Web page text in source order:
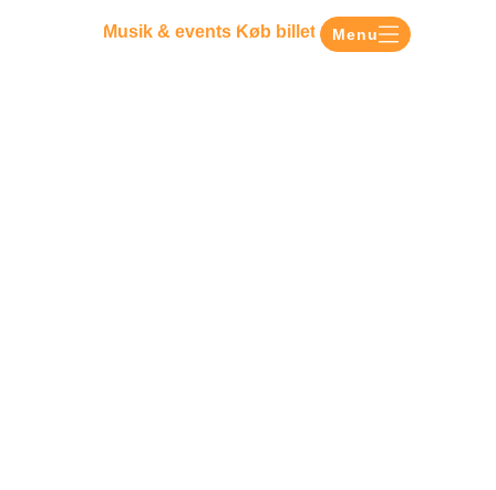
Musik & events Køb billet Menu